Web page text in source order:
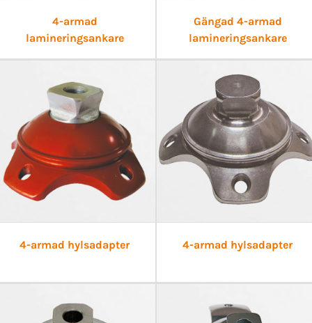
4-armad
lamineringsankare
Gängad 4-armad
lamineringsankare
4-armad hylsadapter 4-armad hylsadapter